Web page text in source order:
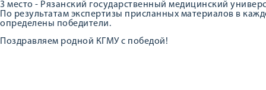
3 место - Рязанский государственный медицинский
По результатам экспертизы присланных материалов в
определены победители.
Поздравляем родной КГМУ с победой!